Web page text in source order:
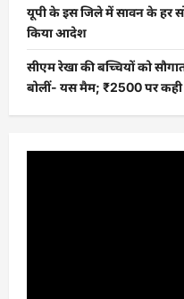
यूपी के इस जिले में सावन के हर
किया आदेश
सीएम रेखा की बच्चियों को
बोलीं- यस मैम; ₹2500 पर कही